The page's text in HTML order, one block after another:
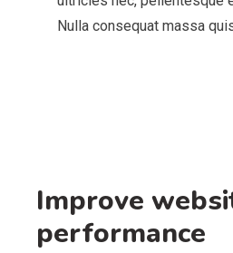
Nulla consequat massa
Improve
performance